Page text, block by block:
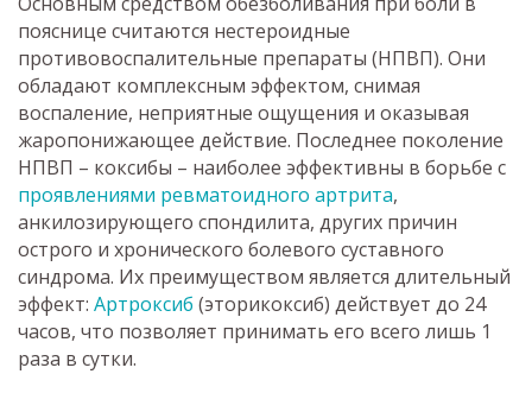
пояснице считаются нестероидные
противовоспалительные препараты (НПВП). Они
обладают комплексным эффектом, снимая
воспаление, неприятные ощущения и оказывая
жаропонижающее действие. Последнее поколение
НПВП – коксибы – наиболее эффективны в борьбе с
проявлениями ревматоидного артрита,
анкилозирующего спондилита, других причин
острого и хронического болевого суставного
синдрома. Их преимуществом является длительный
эффект: Артроксиб (эторикоксиб) действует до 24
часов, что позволяет принимать его всего лишь 1
раза в сутки.